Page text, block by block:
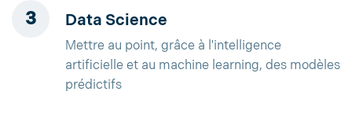
Data Science
Mettre au point, grâce à l'intelligence
artificielle et au machine learning, des modèles
prédictifs